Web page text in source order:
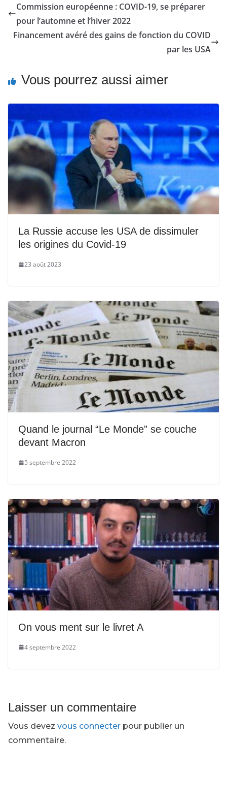
Commission européenne : COVID-19, se préparer
pour l’automne et l’hiver 2022
Financement avéré des gains de fonction du COVID
par les USA
Vous pourrez aussi aimer
La Russie accuse les USA de dissimuler
les origines du Covid-19
23 août 2023
Quand le journal “Le Monde” se couche
devant Macron
5 septembre 2022
On vous ment sur le livret A
4 septembre 2022
Laisser un commentaire
Vous devez vous connecter pour publier un
commentaire.